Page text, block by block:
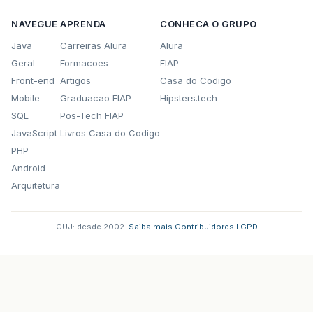
NAVEGUE
Java
Geral
Front-end
Mobile
SQL
JavaScript
PHP
Android
Arquitetura
APRENDA
Carreiras Alura
Formacoes
Artigos
Graduacao FIAP
Pos-Tech FIAP
Livros Casa do Codigo
CONHECA O GRUPO
Alura
FIAP
Casa do Codigo
Hipsters.tech
GUJ: desde 2002. Saiba mais Contribuidores LGPD